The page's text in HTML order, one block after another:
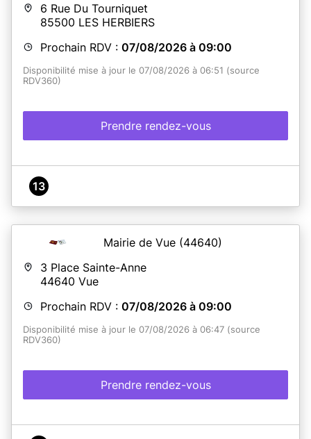
6 Rue Du Tourniquet
85500 LES HERBIERS
Prochain RDV : 07/08/2026 à 09:00
Disponibilité mise à jour le 07/08/2026 à 06:51 (source
RDV360)
Prendre rendez-vous
13
Mairie de Vue (44640)
3 Place Sainte-Anne
44640 Vue
Prochain RDV : 07/08/2026 à 09:00
Disponibilité mise à jour le 07/08/2026 à 06:47 (source
RDV360)
Prendre rendez-vous